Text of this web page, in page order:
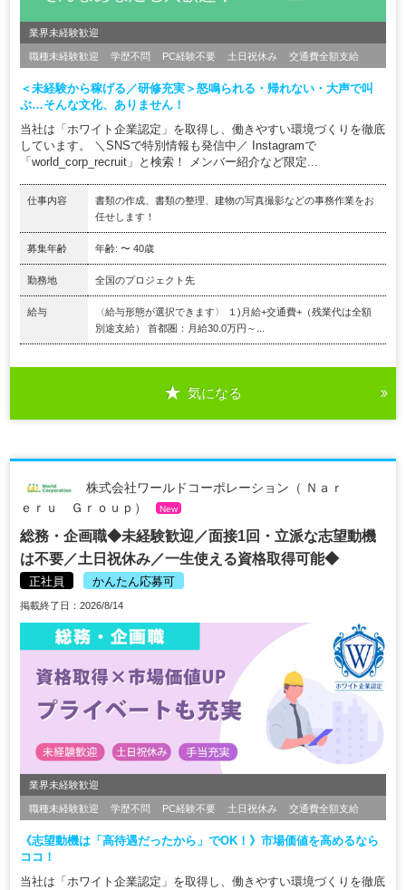
業界未経験歓迎
職種未経験歓迎 学歴不問 PC経験不要 土日祝休み 交通費全額支給
＜未経験から稼げる／研修充実＞怒鳴られる・帰れない・大声で叫
ぶ…そんな文化、ありません！
当社は「ホワイト企業認定」を取得し、働きやすい環境づくりを徹底
しています。 ＼SNSで特別情報も発信中／ Instagramで
「world_corp_recruit」と検索！ メンバー紹介など限定...
仕事内容
書類の作成、書類の整理、建物の写真撮影などの事務作業をお
任せします！
募集年齢 年齢: 〜 40歳
勤務地 全国のプロジェクト先
給与
〈給与形態が選択できます〉 １)月給+交通費+（残業代は全額
別途支給） 首都圏：月給30.0万円～...
気になる
株式会社ワールドコーポレーション（ Ｎａｒ
ｅｒｕ Ｇｒｏｕｐ）
New
総務・企画職◆未経験歓迎／面接1回・立派な志望動機
は不要／土日祝休み／一生使える資格取得可能◆
正社員 かんたん応募可
掲載終了日：2026/8/14
業界未経験歓迎
職種未経験歓迎 学歴不問 PC経験不要 土日祝休み 交通費全額支給
《志望動機は「高待遇だったから」でOK！》市場価値を高めるなら
ココ！
当社は「ホワイト企業認定」を取得し、働きやすい環境づくりを徹底